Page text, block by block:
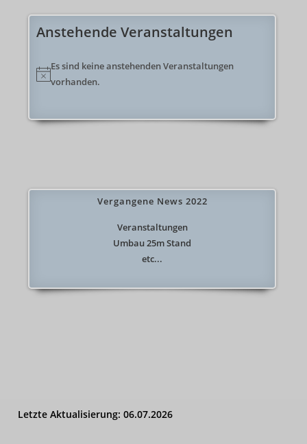
Anstehende Veranstaltungen
H
w
Es sind keine anstehenden Veranstaltungen
vorhanden.
Vergangene News 2022
Veranstaltungen
Umbau 25m Stand
etc...
Letzte Aktualisierung: 06.07.2026